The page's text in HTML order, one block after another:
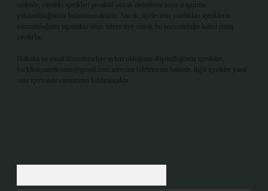
nedenle, sitedeki içerikleri proaktif olarak denetleme veya araştırma
yükümlülüğümüz bulunmamaktadır. Ancak, üyelerimiz yazdıkları içeriklerin
sorumluluğunu taşımakta olup, siteye üye olarak bu sorumluluğu kabul etmiş
sayılırlar.
Hukuka ve yasal düzenlemelere aykırı olduğunu düşündüğünüz içerikleri,
backlinkpanelicomtr@gmail.com
adresine bildirmeniz halinde, ilgili içerikler yasal
süre içerisinde sitemizden kaldırılacaktır.